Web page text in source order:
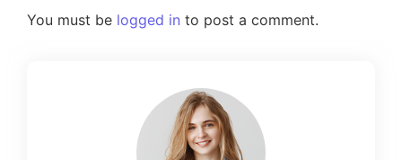
You must be logged in to post a comment.